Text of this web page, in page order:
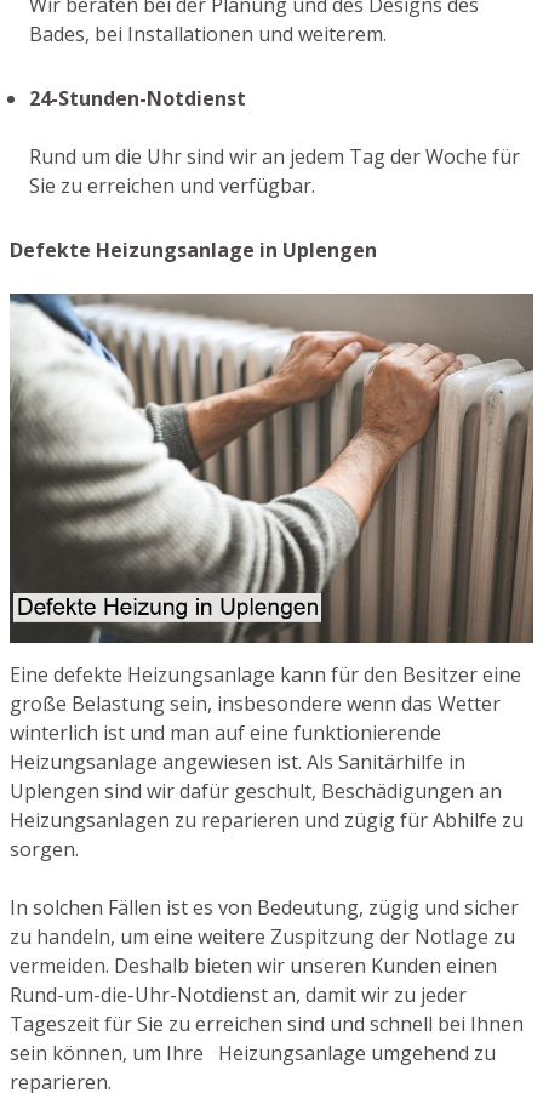
Bades, bei Installationen und weiterem.
24-Stunden-Notdienst
Rund um die Uhr sind wir an jedem Tag der Woche für
Sie zu erreichen und verfügbar.
Defekte Heizungsanlage in Uplengen
Eine defekte Heizungsanlage kann für den Besitzer eine
große Belastung sein, insbesondere wenn das Wetter
winterlich ist und man auf eine funktionierende
Heizungsanlage angewiesen ist. Als Sanitärhilfe in
Uplengen sind wir dafür geschult, Beschädigungen an
Heizungsanlagen zu reparieren und zügig für Abhilfe zu
sorgen.
In solchen Fällen ist es von Bedeutung, zügig und sicher
zu handeln, um eine weitere Zuspitzung der Notlage zu
vermeiden. Deshalb bieten wir unseren Kunden einen
Rund-um-die-Uhr-Notdienst an, damit wir zu jeder
Tageszeit für Sie zu erreichen sind und schnell bei Ihnen
sein können, um Ihre Heizungsanlage umgehend zu
reparieren.